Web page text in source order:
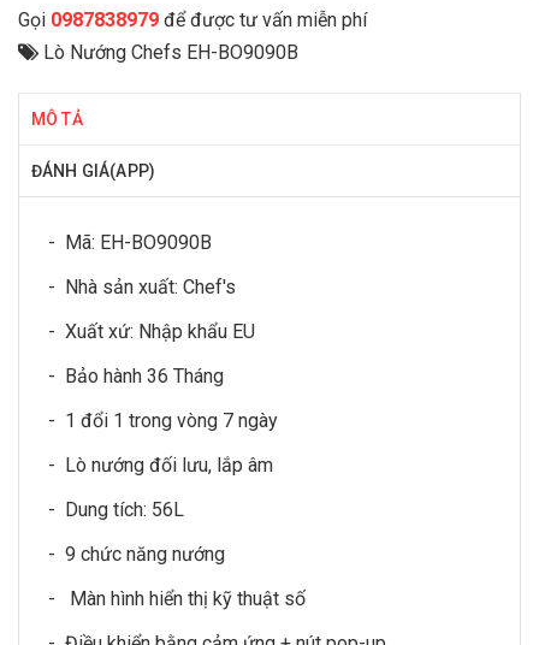
Gọi 0987838979 để được tư vấn miễn phí
Lò Nướng Chefs EH-BO9090B
MÔ TẢ
ĐÁNH GIÁ(APP)
- Mã: EH-BO9090B
- Nhà sản xuất: Chef's
- Xuất xứ: Nhập khẩu EU
- Bảo hành 36 Tháng
- 1 đổi 1 trong vòng 7 ngày
- Lò nướng đối lưu, lắp âm
- Dung tích: 56L
- 9 chức năng nướng
- Màn hình hiển thị kỹ thuật số